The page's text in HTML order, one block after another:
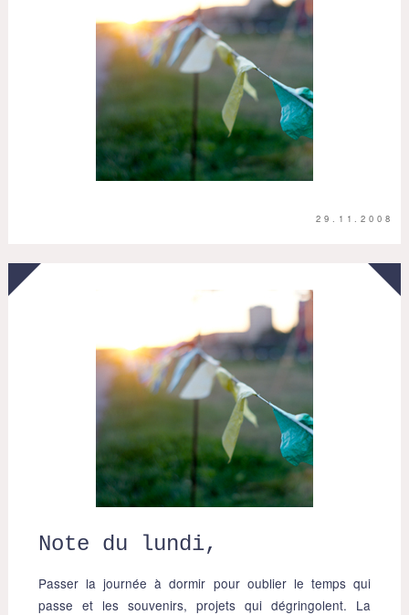
29.11.2008
Note du lundi,
Passer la journée à dormir pour oublier le temps qui
passe et les souvenirs, projets qui dégringolent. La